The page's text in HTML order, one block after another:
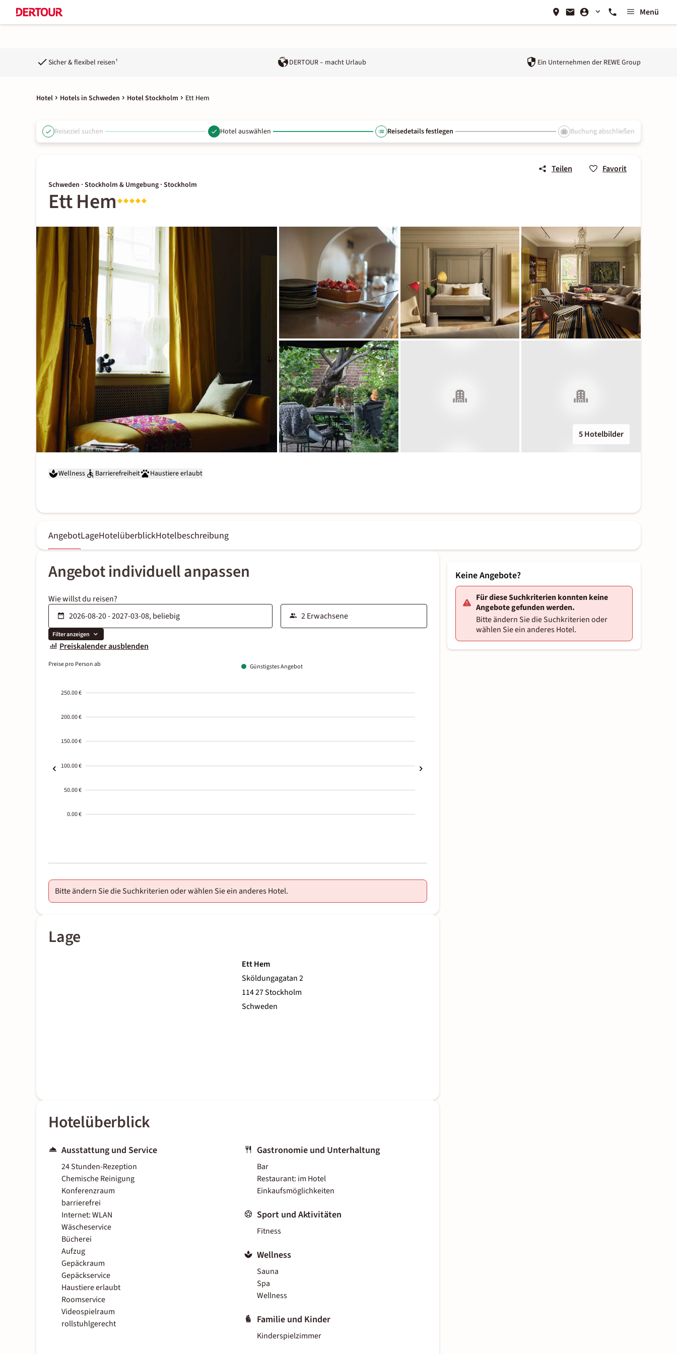
Menü
Sicher & flexibel reisen¹ DERTOUR – macht Urlaub Ein Unternehmen der REWE Group
Hotel Hotels in Schweden Hotel Stockholm Ett Hem
Reiseziel suchen Hotel auswählen Reisedetails festlegen Buchung abschließen
Teilen Favorit
Schweden · Stockholm & Umgebung · Stockholm
Ett Hem
5 Hotelbilder
Wellness Barrierefreiheit Haustiere erlaubt
AngebotLageHotelüberblickHotelbeschreibung
Angebot individuell anpassen
Wie willst du reisen?
Filter anzeigen
Preiskalender ausblenden
Preise pro Person ab Günstigstes Angebot
250.00 €
200.00 €
150.00 €
100.00 €
50.00 €
0.00 €
01-02
Bitte ändern Sie die Suchkriterien oder wählen Sie ein anderes Hotel.
Lage
Ett Hem
Sköldungagatan 2
114 27 Stockholm
Schweden
Hotelüberblick
Ausstattung und Service
24 Stunden-Rezeption
Chemische Reinigung
Konferenzraum
barrierefrei
Internet: WLAN
Wäscheservice
Bücherei
Aufzug
Gepäckraum
Gepäckservice
Haustiere erlaubt
Roomservice
Videospielraum
rollstuhlgerecht
Gastronomie und Unterhaltung
Bar
Restaurant: im Hotel
Einkaufsmöglichkeiten
Sport und Aktivitäten
Fitness
Wellness
Sauna
Spa
Wellness
Familie und Kinder
Kinderspielzimmer
Keine Angebote?
Für diese Suchkriterien konnten keine
Angebote gefunden werden.
Bitte ändern Sie die Suchkriterien oder
wählen Sie ein anderes Hotel.